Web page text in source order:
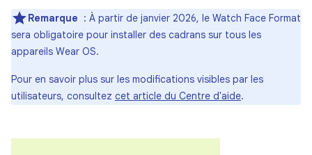
Remarque : À partir de janvier 2026, le Watch Face Format
sera obligatoire pour installer des cadrans sur tous les
appareils Wear OS.
Pour en savoir plus sur les modifications visibles par les
utilisateurs, consultez cet article du Centre d'aide.